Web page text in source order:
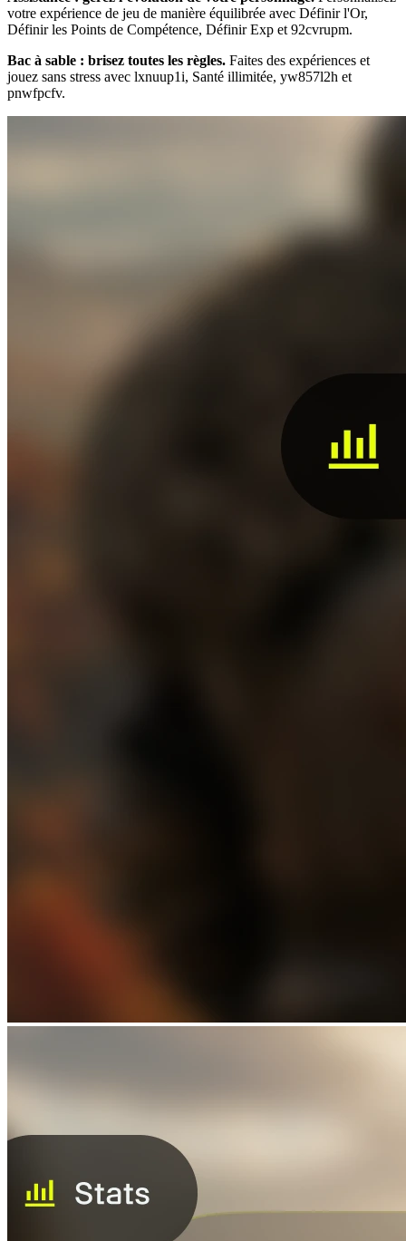
votre expérience de jeu de manière équilibrée avec Définir l'Or,
Définir les Points de Compétence, Définir Exp et 92cvrupm.
Bac à sable : brisez toutes les règles. Faites des expériences et
jouez sans stress avec lxnuup1i, Santé illimitée, yw857l2h et
pnwfpcfv.